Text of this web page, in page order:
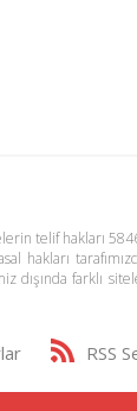
telif hakları
dışında farklı
RSS